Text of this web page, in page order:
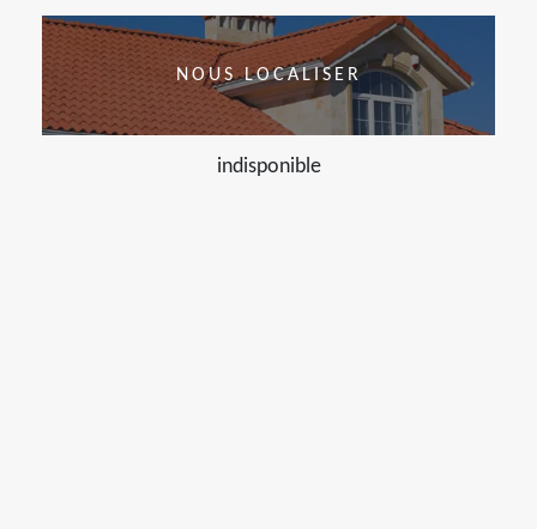
NOUS LOCALISER
indisponible